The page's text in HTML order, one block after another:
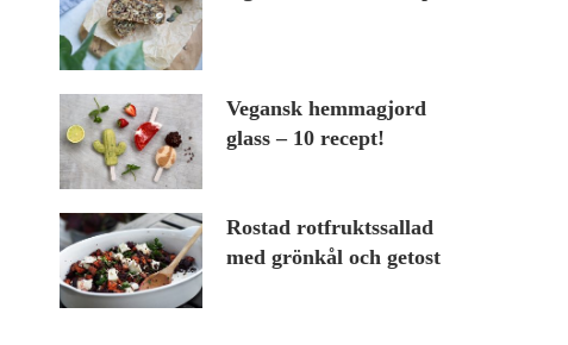
Vegansk hemmagjord
glass – 10 recept!
Rostad rotfruktssallad
med grönkål och getost